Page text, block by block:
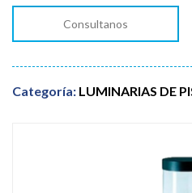
Consultanos
Categoría: LUMINARIAS DE